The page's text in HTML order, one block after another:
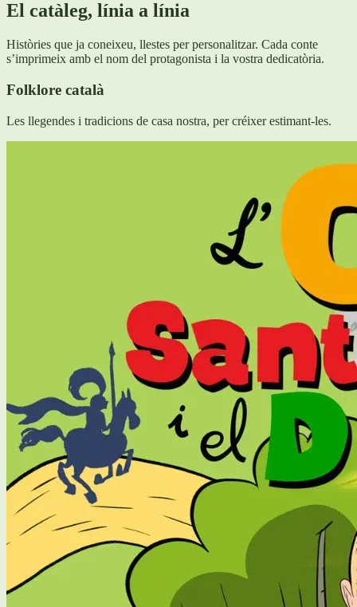
El catàleg, línia a línia
Històries que ja coneixeu, llestes per personalitzar. Cada conte
s’imprimeix amb el nom del protagonista i la vostra dedicatòria.
Folklore català
Les llegendes i tradicions de casa nostra, per créixer estimant-les.